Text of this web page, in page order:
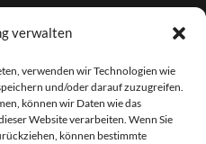
verwalten
verwenden wir Technologien wie
und/oder darauf zuzugreifen.
können wir Daten wie das
Website verarbeiten. Wenn Sie
können bestimmte